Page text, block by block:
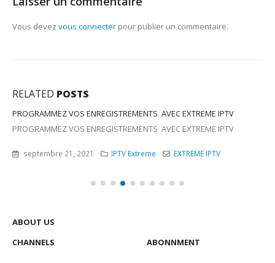
Vous devez vous connecter pour publier un commentaire.
RELATED POSTS
VOS ENREGISTREMENTS AVEC EXTREME IPTV
VOS ENREGISTREMENTS AVEC EXTREME IPTV
21, 2021 IPTV Extreme EXTREME IPTV
ABOUT US
CHANNELS
ABONNMENT